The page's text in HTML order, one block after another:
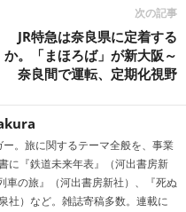
次の記事
JR特急は奈良県に定着する
か。「まほろば」が新大阪～
奈良間で運転、定期化視野
。旅に関するテーマ全般を、事業
に『鉄道未来年表』（河出書房新
車の旅』（河出書房新社）、『死ぬ
社）など。雑誌寄稿多数。連載に